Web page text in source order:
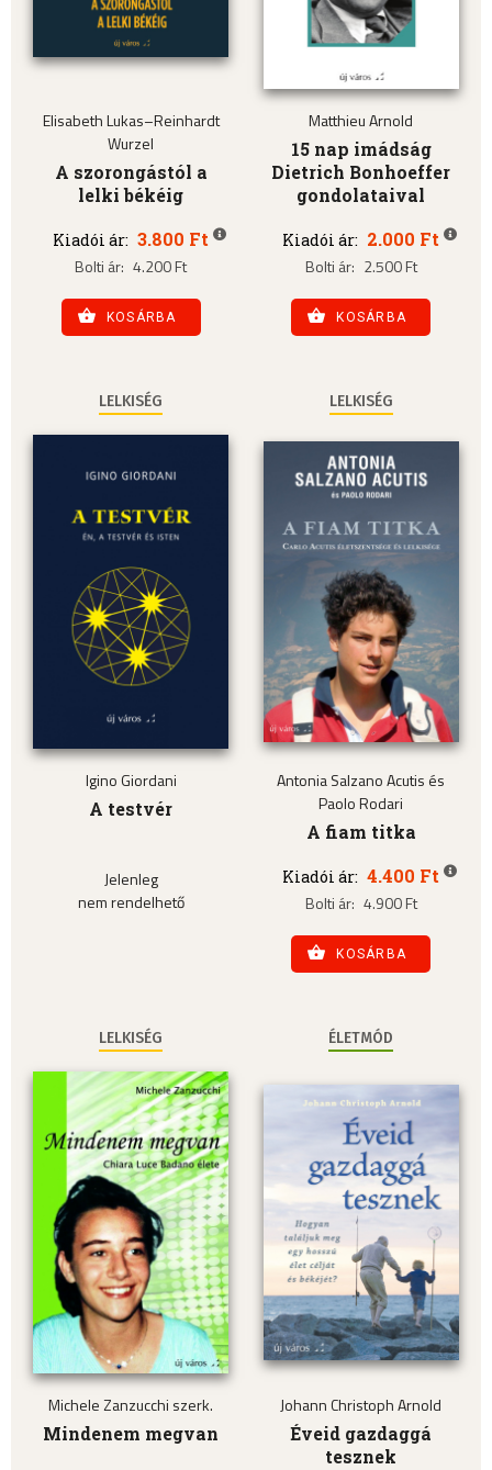
Elisabeth Lukas–Reinhardt
Wurzel
A szorongástól a
lelki békéig
Kiadói ár: 3.800 Ft
Bolti ár: 4.200 Ft
KOSÁRBA
Matthieu Arnold
15 nap imádság
Dietrich Bonhoeffer
gondolataival
Kiadói ár: 2.000 Ft
Bolti ár: 2.500 Ft
KOSÁRBA
LELKISÉG
Igino Giordani
A testvér
Jelenleg
nem rendelhető
LELKISÉG
Antonia Salzano Acutis és
Paolo Rodari
A fiam titka
Kiadói ár: 4.400 Ft
Bolti ár: 4.900 Ft
KOSÁRBA
LELKISÉG
Michele Zanzucchi szerk.
Mindenem megvan
ÉLETMÓD
Johann Christoph Arnold
Éveid gazdaggá
tesznek